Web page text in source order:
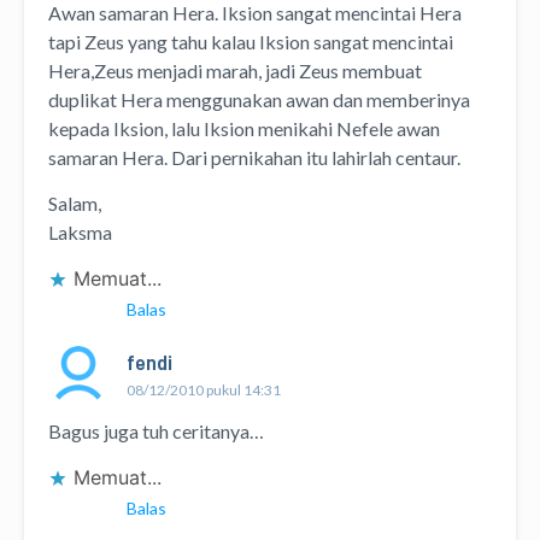
Awan samaran Hera. Iksion sangat mencintai Hera
tapi Zeus yang tahu kalau Iksion sangat mencintai
Hera,Zeus menjadi marah, jadi Zeus membuat
duplikat Hera menggunakan awan dan memberinya
kepada Iksion, lalu Iksion menikahi Nefele awan
samaran Hera. Dari pernikahan itu lahirlah centaur.
Salam,
Laksma
Memuat...
Balas
fendi
08/12/2010 pukul 14:31
Bagus juga tuh ceritanya…
Memuat...
Balas